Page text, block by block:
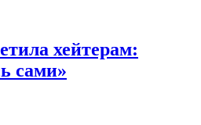
хейтерам:
сами»